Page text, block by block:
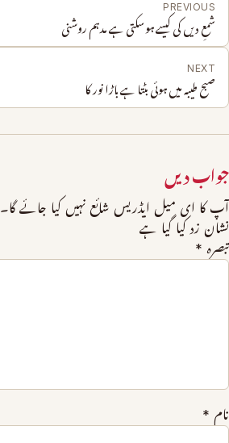
PREVIOUS
شمعِ دیں کی کیسے ہوسکتی ہے مدہم روشنی
NEXT
صبح طیبہ میں ہوئی بٹتا ہے باڑا نور کا
جواب دیں
آپ کا ای میل ایڈریس شائع نہیں کیا جائے گا۔
نشان زد کیا گیا ہے
تبصرہ *
نام *